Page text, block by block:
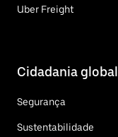
Uber Freight
Cidadania global
Segurança
Sustentabilidade